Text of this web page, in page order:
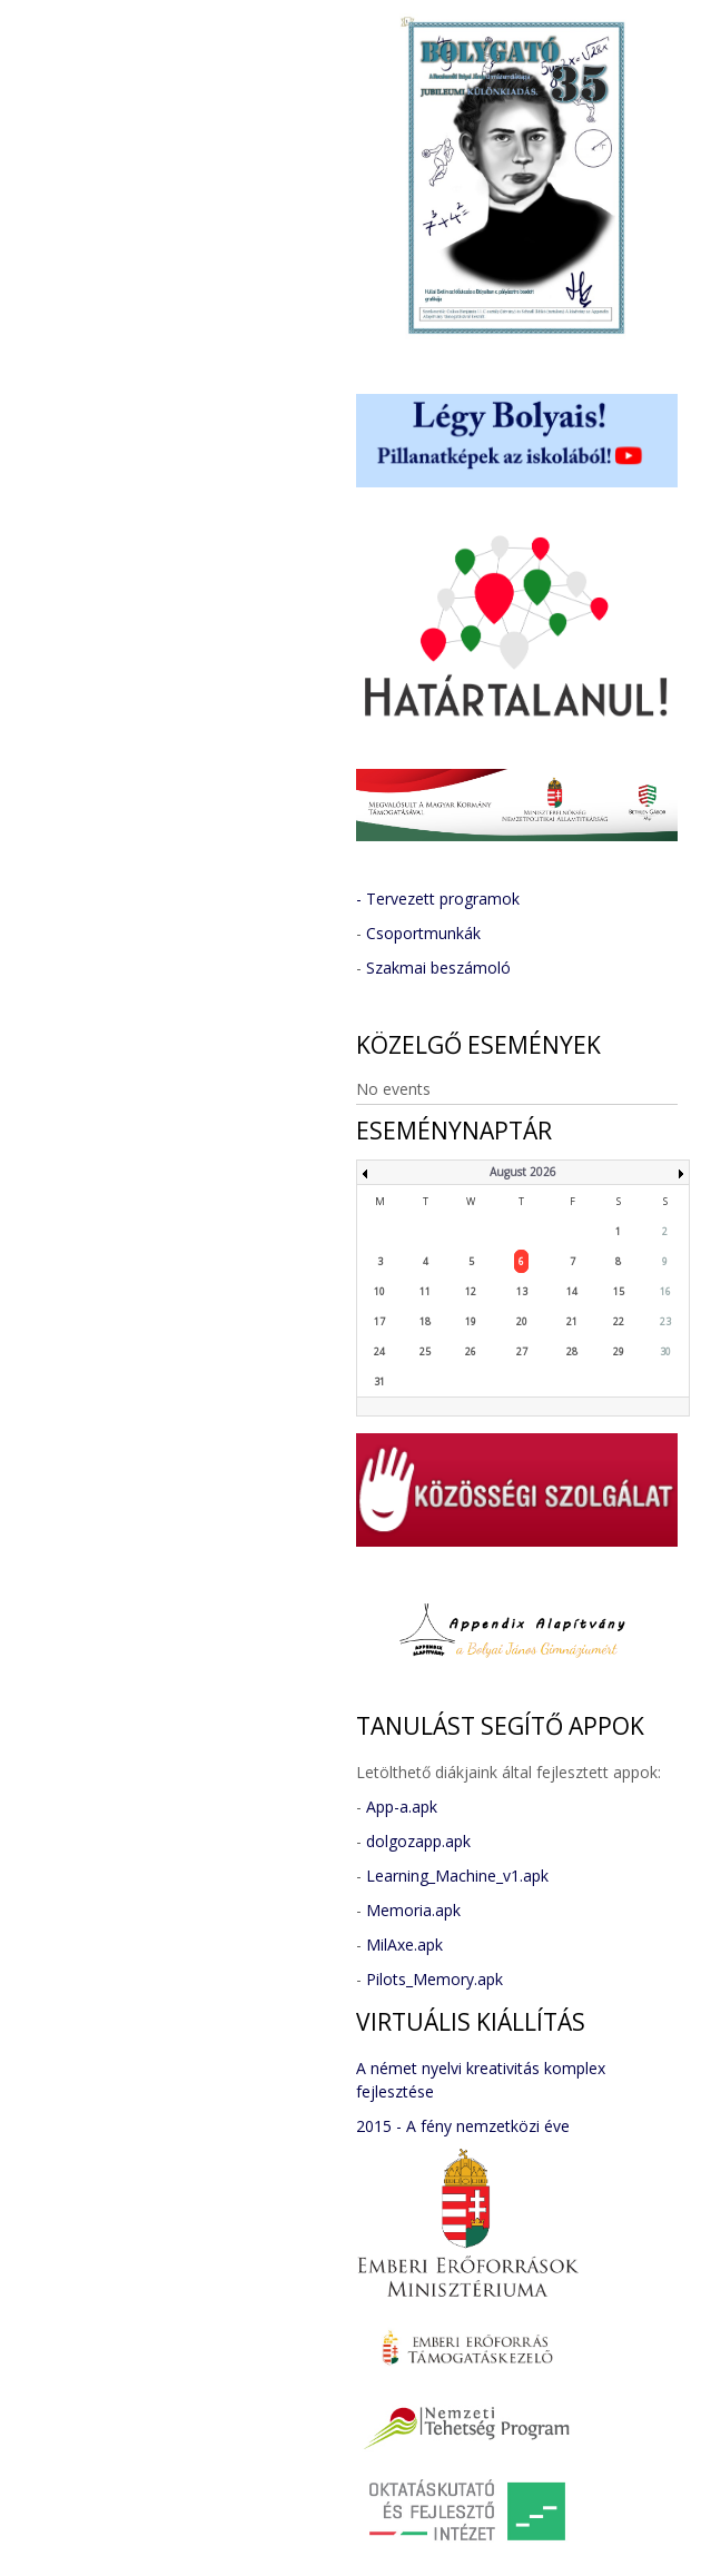
- Tervezett programok
- Csoportmunkák
- Szakmai beszámoló
KÖZELGŐ ESEMÉNYEK
No events
ESEMÉNYNAPTÁR
August 2026
M T W T F S S
1 2
3 4 5 6 7 8 9
10 11 12 13 14 15 16
17 18 19 20 21 22 23
24 25 26 27 28 29 30
31
TANULÁST SEGÍTŐ APPOK
Letölthető diákjaink által fejlesztett appok:
- App-a.apk
- dolgozapp.apk
- Learning_Machine_v1.apk
- Memoria.apk
- MilAxe.apk
- Pilots_Memory.apk
VIRTUÁLIS KIÁLLÍTÁS
A német nyelvi kreativitás komplex
fejlesztése
2015 - A fény nemzetközi éve